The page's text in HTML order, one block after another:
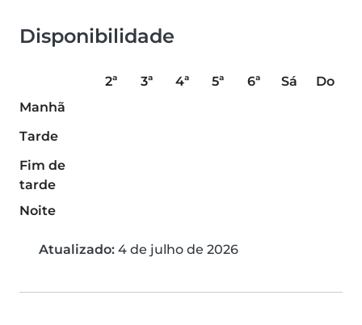
Disponibilidade
2ª 3ª 4ª 5ª 6ª Sá
Do
Manhã
Tarde
Fim de
tarde
Noite
Atualizado: 4 de julho de 2026